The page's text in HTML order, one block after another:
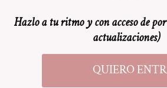
Hazlo a tu ritmo y con acceso de
actualizaciones)
QUIERO